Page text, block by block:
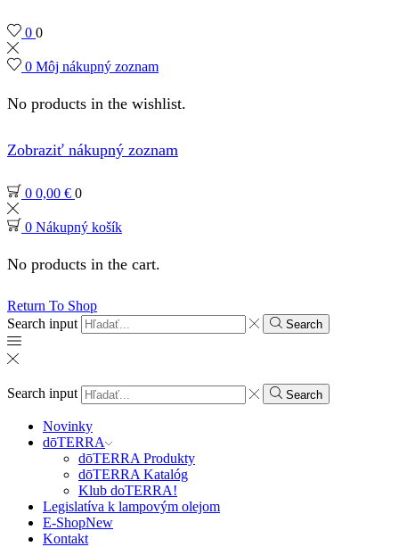
0 0
0 Môj nákupný zoznam
No products in the wishlist.
Zobraziť nákupný zoznam
0 0,00 € 0
0 Nákupný košík
No products in the cart.
Return To Shop
Search input
Search
Search input Search
Novinky
dōTERRA
dōTERRA Produkty
dōTERRA Katalóg
Klub doTERRA!
Legislatíva k lampovým olejom
E-ShopNew
Kontakt